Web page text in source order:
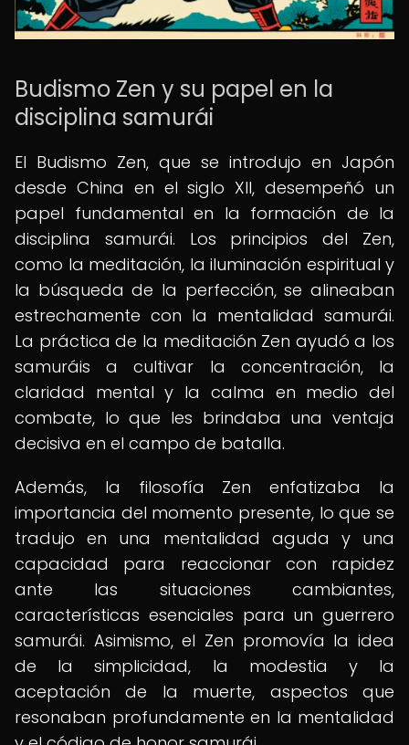
Budismo Zen y su papel en la
disciplina samurái
El Budismo Zen, que se introdujo en Japón
desde China en el siglo XII, desempeñó un
papel fundamental en la formación de la
disciplina samurái. Los principios del Zen,
como la meditación, la iluminación espiritual y
la búsqueda de la perfección, se alineaban
estrechamente con la mentalidad samurái.
La práctica de la meditación Zen ayudó a los
samuráis a cultivar la concentración, la
claridad mental y la calma en medio del
combate, lo que les brindaba una ventaja
decisiva en el campo de batalla.
Además, la filosofía Zen enfatizaba la
importancia del momento presente, lo que se
tradujo en una mentalidad aguda y una
capacidad para reaccionar con rapidez
ante las situaciones cambiantes,
características esenciales para un guerrero
samurái. Asimismo, el Zen promovía la idea
de la simplicidad, la modestia y la
aceptación de la muerte, aspectos que
resonaban profundamente en la mentalidad